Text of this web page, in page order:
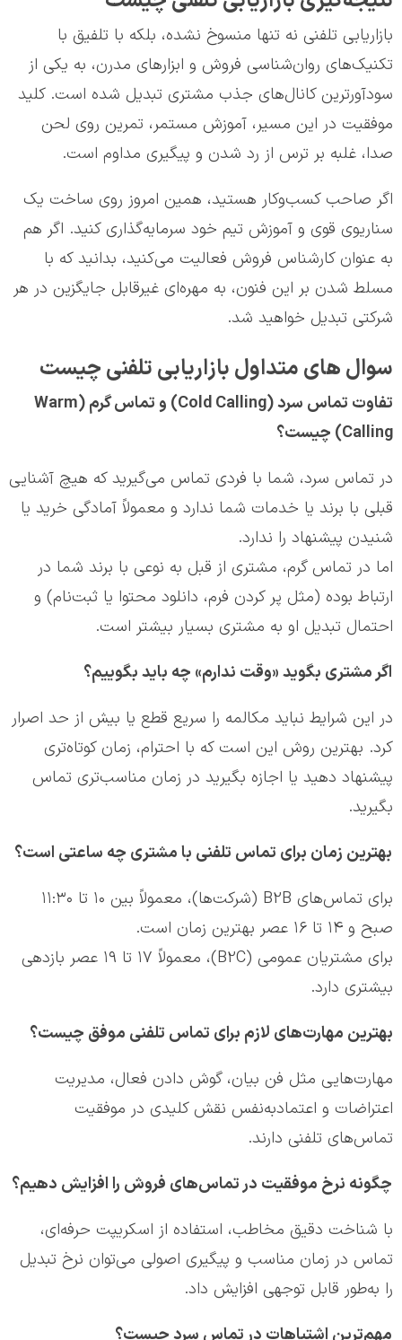
بازاریابی تلفنی نه تنها منسوخ نشده، بلکه با تلفیق با
تکنیک‌های روان‌شناسی فروش و ابزارهای مدرن، به یکی از
سودآورترین کانال‌های جذب مشتری تبدیل شده است. کلید
موفقیت در این مسیر، آموزش مستمر، تمرین روی لحن
صدا، غلبه بر ترس از رد شدن و پیگیری مداوم است.
اگر صاحب کسب‌وکار هستید، همین امروز روی ساخت یک
سناریوی قوی و آموزش تیم خود سرمایه‌گذاری کنید. اگر هم
به عنوان کارشناس فروش فعالیت می‌کنید، بدانید که با
مسلط شدن بر این فنون، به مهره‌ای غیرقابل جایگزین در هر
شرکتی تبدیل خواهید شد.
سوال های متداول بازاریابی تلفنی چیست
تفاوت تماس سرد (Cold Calling) و تماس گرم (Warm
Calling) چیست؟
در تماس سرد، شما با فردی تماس می‌گیرید که هیچ آشنایی
قبلی با برند یا خدمات شما ندارد و معمولاً آمادگی خرید یا
شنیدن پیشنهاد را ندارد.
اما در تماس گرم، مشتری از قبل به نوعی با برند شما در
ارتباط بوده (مثل پر کردن فرم، دانلود محتوا یا ثبت‌نام) و
احتمال تبدیل او به مشتری بسیار بیشتر است.
اگر مشتری بگوید «وقت ندارم» چه باید بگوییم؟
در این شرایط نباید مکالمه را سریع قطع یا بیش از حد اصرار
کرد. بهترین روش این است که با احترام، زمان کوتاه‌تری
پیشنهاد دهید یا اجازه بگیرید در زمان مناسب‌تری تماس
بگیرید.
بهترین زمان برای تماس تلفنی با مشتری چه ساعتی است؟
برای تماس‌های B2B (شرکت‌ها)، معمولاً بین ۱۰ تا ۱۱:۳۰
صبح و ۱۴ تا ۱۶ عصر بهترین زمان است.
برای مشتریان عمومی (B2C)، معمولاً ۱۷ تا ۱۹ عصر بازدهی
بیشتری دارد.
بهترین مهارت‌های لازم برای تماس تلفنی موفق چیست؟
مهارت‌هایی مثل فن بیان، گوش دادن فعال، مدیریت
اعتراضات و اعتمادبه‌نفس نقش کلیدی در موفقیت
تماس‌های تلفنی دارند.
چگونه نرخ موفقیت در تماس‌های فروش را افزایش دهیم؟
با شناخت دقیق مخاطب، استفاده از اسکریپت حرفه‌ای،
تماس در زمان مناسب و پیگیری اصولی می‌توان نرخ تبدیل
را به‌طور قابل توجهی افزایش داد.